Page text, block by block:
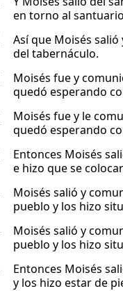
en torno al
Así que Moisés
del tabernáculo.
Moisés fue y
quedó esperando
Moisés fue y le
quedó esperando
Entonces Moisés
e hizo que se
Moisés salió y
pueblo y los hizo
Moisés salió y
pueblo y los hizo
Entonces Moisés
y los hizo estar de